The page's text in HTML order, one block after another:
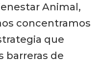
Animal,
concentramos
que
barreras de